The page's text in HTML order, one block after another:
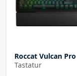
Roccat Vulcan Pro
Tastatur